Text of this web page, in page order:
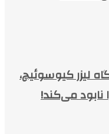
لیزر کیوسوئیچ،
نابود می‌کند!